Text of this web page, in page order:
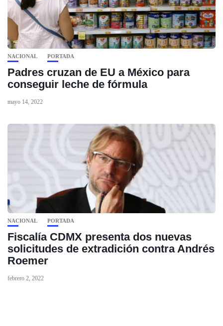
NACIONAL PORTADA
Padres cruzan de EU a México para
conseguir leche de fórmula
mayo 14, 2022
NACIONAL PORTADA
Fiscalía CDMX presenta dos nuevas
solicitudes de extradición contra Andrés
Roemer
febrero 2, 2022